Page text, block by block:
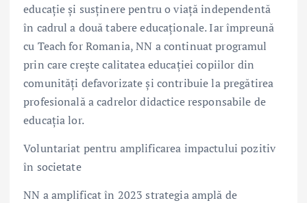
educație și susținere pentru o viață independentă
în cadrul a două tabere educaționale. Iar împreună
cu Teach for Romania, NN a continuat programul
prin care crește calitatea educației copiilor din
comunități defavorizate și contribuie la pregătirea
profesională a cadrelor didactice responsabile de
educația lor.
Voluntariat pentru amplificarea impactului pozitiv
în societate
NN a amplificat în 2023 strategia amplă de